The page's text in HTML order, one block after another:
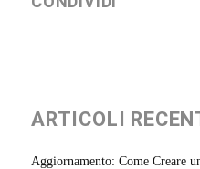
ARTICOLI
Aggiornamento: Come Creare